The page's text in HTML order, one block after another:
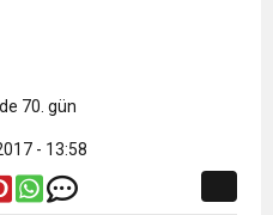
- 13:58